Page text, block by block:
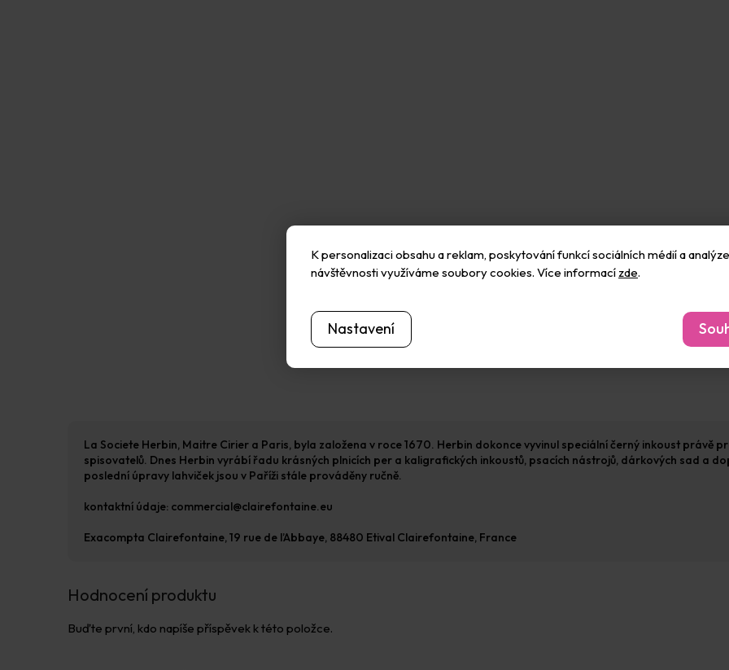
K personalizaci obsahu a reklam, poskytování funkcí sociálních médií a
návštěvnosti využíváme soubory cookies. Více informací zde.
Nastavení
Hodnocení produktu
Buďte první, kdo napíše příspěvek k této položce.
La Societe Herbin, Maitre Cirier a Paris, byla založena v roce 1670. Herbin dokonce vyvinul speciální černý inkoust právě
spisovatelů. Dnes Herbin vyrábí řadu krásných plnicích per a kaligrafických inkoustů, psacích nástrojů, dárkových sad a
poslední úpravy lahviček jsou v Paříži stále prováděny ručně.
kontaktní údaje: commercial@clairefontaine.eu
Exacompta Clairefontaine, 19 rue de l’Abbaye, 88480 Etival Clairefontaine, France